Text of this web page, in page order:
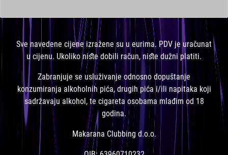
Sve navedene cijene izražene su u eurima. PDV je uračunat
u cijenu. Ukoliko niste dobili račun, niste dužni platiti.
Zabranjuje se usluživanje odnosno dopuštanje
konzumiranja alkoholnih pića, drugih pića i/ili napitaka koji
sadržavaju alkohol, te cigareta osobama mlađim od 18
godina.
Makarana Clubbing d.o.o.